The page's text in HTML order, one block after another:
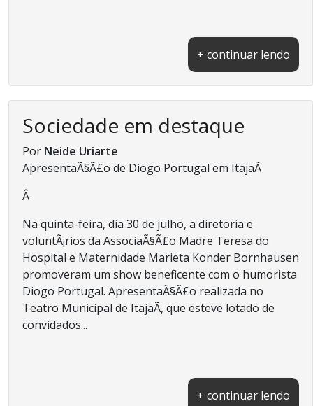
+ continuar lendo
Sociedade em destaque
Por Neide Uriarte
ApresentaÃ§Ã£o de Diogo Portugal em ItajaÃ­
Â
Na quinta-feira, dia 30 de julho, a diretoria e
voluntÃ¡rios da AssociaÃ§Ã£o Madre Teresa do
Hospital e Maternidade Marieta Konder Bornhausen
promoveram um show beneficente com o humorista
Diogo Portugal. ApresentaÃ§Ã£o realizada no
Teatro Municipal de ItajaÃ­, que esteve lotado de
convidados...
+ continuar lendo